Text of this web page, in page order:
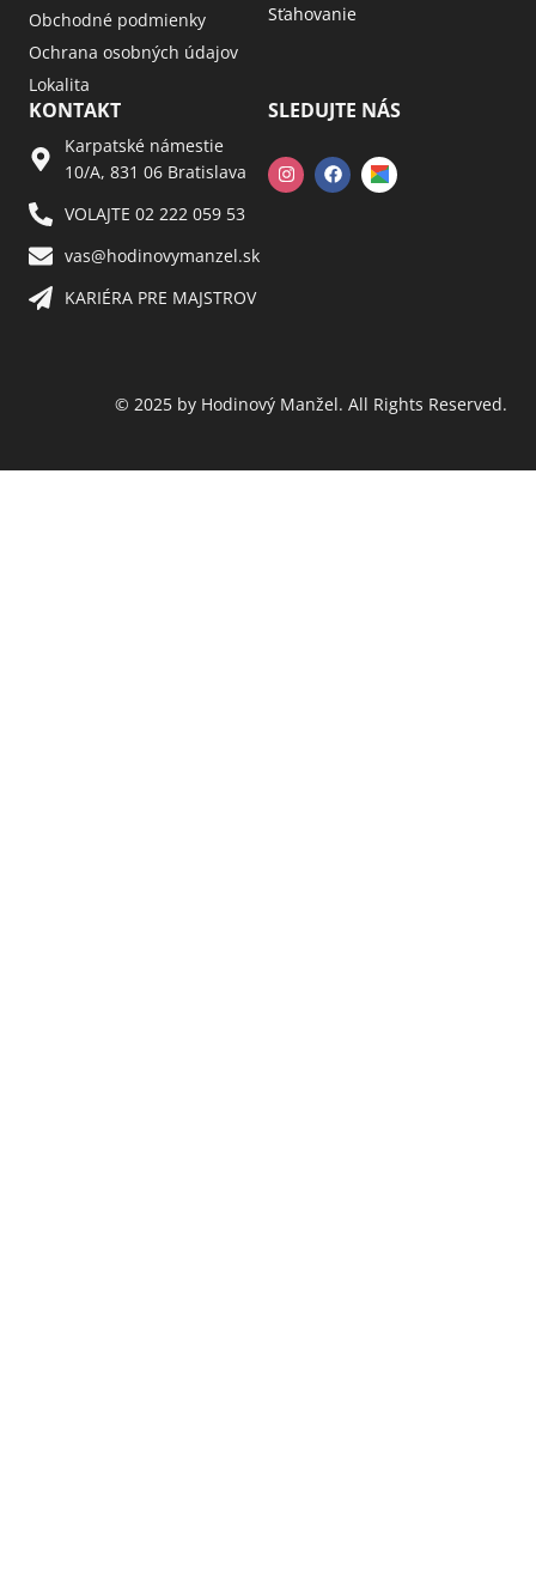
Obchodné podmienky
Ochrana osobných údajov
Lokalita
Sťahovanie
KONTAKT
Karpatské námestie
10/A, 831 06 Bratislava
VOLAJTE 02 222 059 53​
vas@hodinovymanzel.sk​
KARIÉRA PRE MAJSTROV​
SLEDUJTE NÁS
© 2025 by Hodinový Manžel. All Rights Reserved.